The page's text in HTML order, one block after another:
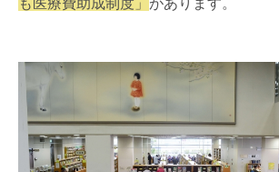
も医療費助成制度」 があります。